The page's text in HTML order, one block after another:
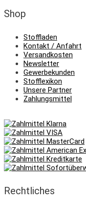
Shop
Stoffladen
Kontakt / Anfahrt
Versandkosten
Newsletter
Gewerbekunden
Stofflexikon
Unsere Partner
Zahlungsmittel
Rechtliches